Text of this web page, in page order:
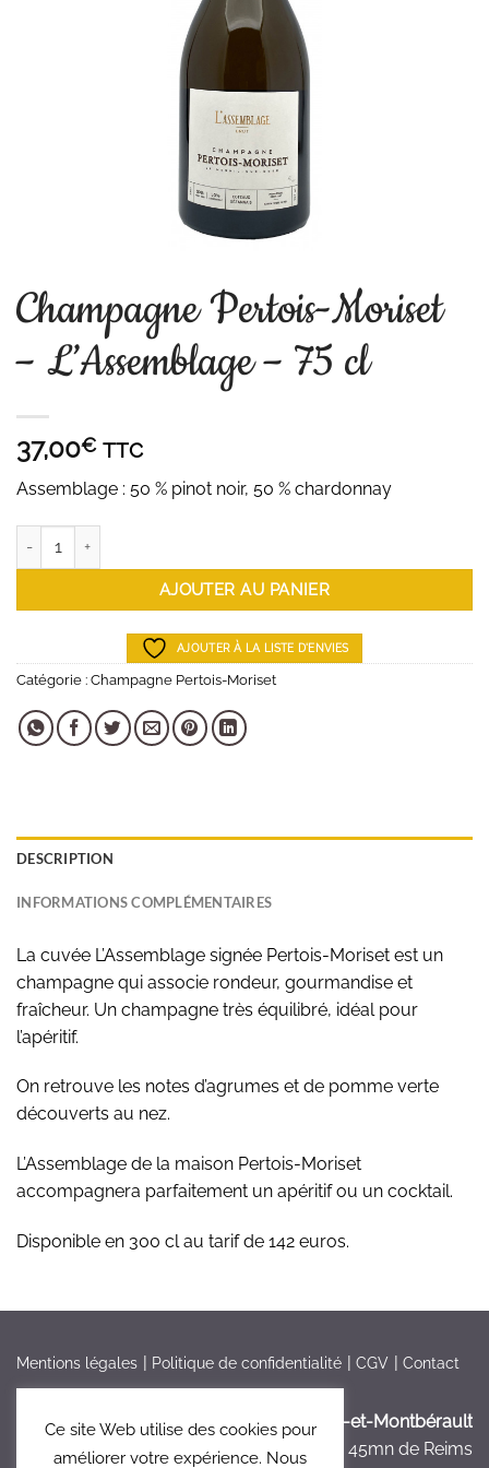
Champagne Pertois-Moriset
– L’Assemblage – 75 cl
37,00€ TTC
Assemblage : 50 % pinot noir, 50 % chardonnay
AJOUTER AU PANIER
AJOUTER À LA LISTE D'ENVIES
Catégorie : Champagne Pertois-Moriset
DESCRIPTION
INFORMATIONS COMPLÉMENTAIRES
La cuvée L’Assemblage signée Pertois-Moriset est un
champagne qui associe rondeur, gourmandise et
fraîcheur. Un champagne très équilibré, idéal pour
l’apéritif.
On retrouve les notes d’agrumes et de pomme verte
découverts au nez.
L’Assemblage de la maison Pertois-Moriset
accompagnera parfaitement un apéritif ou un cocktail.
Disponible en 300 cl au tarif de 142 euros.
Mentions légales Politique de confidentialité CGV Contact
France > Aisne >Bruyères-et-Montbérault
à 5mn de Laon, à 45mn de Reims
Ce site Web utilise des cookies pour
améliorer votre expérience. Nous